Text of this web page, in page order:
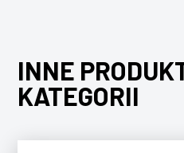
INNE
KATEGORII